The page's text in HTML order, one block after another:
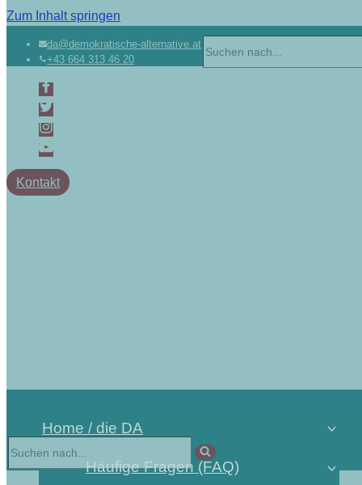
Zum Inhalt springen
da@demokratische-alternative.at
+43 664 313 46 20
nach …
Kontakt
Home / die DA
Häufige Fragen (FAQ)